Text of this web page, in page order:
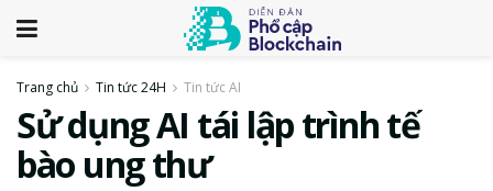
Trang chủ Tin tức 24H Tin tức AI
Sử dụng AI tái lập trình tế
bào ung thư